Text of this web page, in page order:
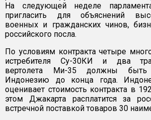
На следующей неделе
пригласить для объяснений
военных и гражданских чинов,
российского посла.
По условиям контракта четыре
истребителя Су-30КИ и два
вертолета Ми-35 должны
Индонезию до конца года.
оценивает стоимость контракта в
этом Джакарта расплатится за
встречной поставкой товаров 30